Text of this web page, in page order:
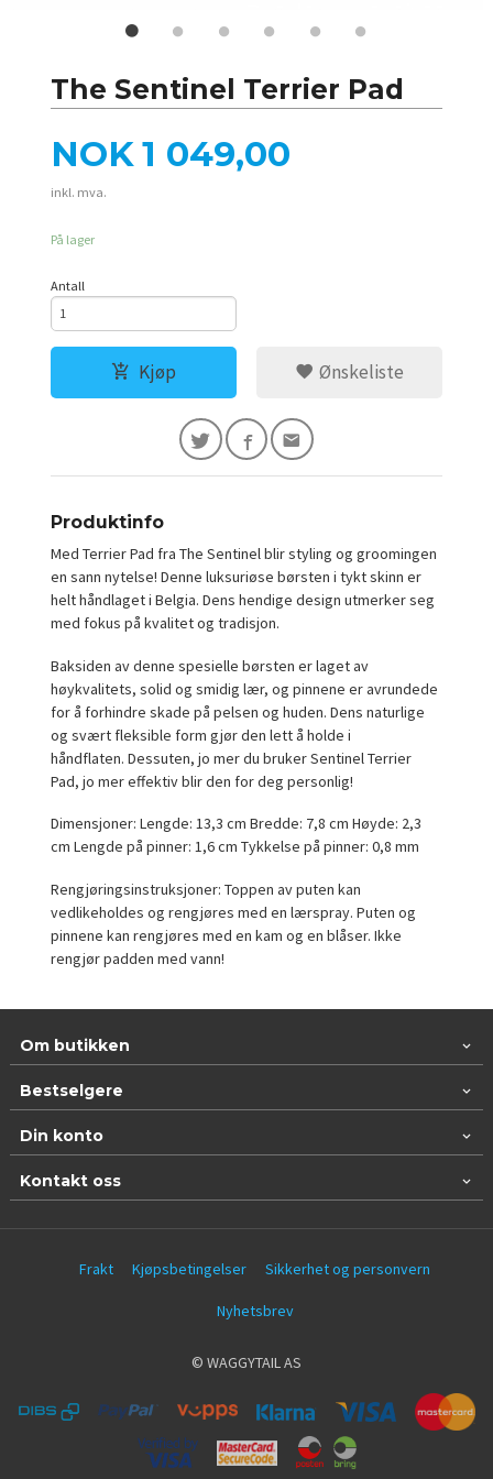
The Sentinel Terrier Pad
Pris
NOK1 049,00
inkl. mva.
På lager
Antall
Kjøp Ønskeliste
Produktinfo
Med Terrier Pad fra The Sentinel blir styling og groomingen
en sann nytelse! Denne luksuriøse børsten i tykt skinn er
helt håndlaget i Belgia. Dens hendige design utmerker seg
med fokus på kvalitet og tradisjon.
Baksiden av denne spesielle børsten er laget av
høykvalitets, solid og smidig lær, og pinnene er avrundede
for å forhindre skade på pelsen og huden. Dens naturlige
og svært fleksible form gjør den lett å holde i
håndflaten. Dessuten, jo mer du bruker Sentinel Terrier
Pad, jo mer effektiv blir den for deg personlig!
Dimensjoner: Lengde: 13,3 cm Bredde: 7,8 cm Høyde: 2,3
cm Lengde på pinner: 1,6 cm Tykkelse på pinner: 0,8 mm
Rengjøringsinstruksjoner: Toppen av puten kan
vedlikeholdes og rengjøres med en lærspray. Puten og
pinnene kan rengjøres med en kam og en blåser. Ikke
rengjør padden med vann!
Om butikken
Bestselgere
Din konto
Kontakt oss
Frakt Kjøpsbetingelser Sikkerhet og personvern
Nyhetsbrev
© WAGGYTAIL AS